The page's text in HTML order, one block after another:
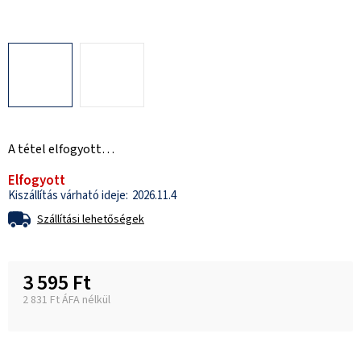
A tétel elfogyott…
Elfogyott
2026.11.4
Szállítási lehetőségek
3 595 Ft
2 831 Ft ÁFA nélkül